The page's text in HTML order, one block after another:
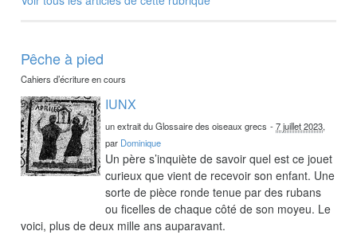
Pêche à pied
Cahiers d’écriture en cours
IUNX
un extrait du Glossaire des oiseaux grecs -7 juillet 2023,
par Dominique
Un père s’inquiète de savoir quel est ce jouet
curieux que vient de recevoir son enfant. Une
sorte de pièce ronde tenue par des rubans
ou ficelles de chaque côté de son moyeu. Le
voici, plus de deux mille ans auparavant.